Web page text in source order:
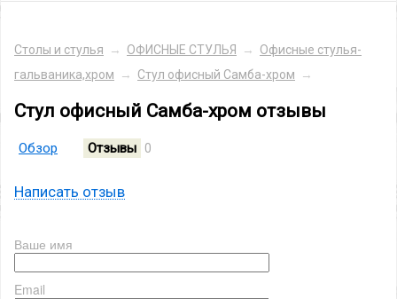
Столы и стулья → ОФИСНЫЕ СТУЛЬЯ →
Офисные стулья-
гальваника,хром
→ Стул офисный Самба-хром →
Стул офисный Самба-хром отзывы
Обзор Отзывы 0
Написать отзыв
Ваше имя
Email